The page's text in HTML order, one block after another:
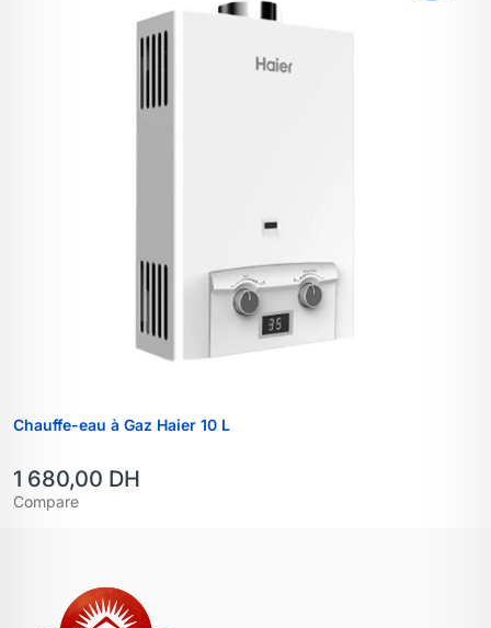
Chauffe-eau à Gaz Haier 10 L
1 680,00 DH
Compare